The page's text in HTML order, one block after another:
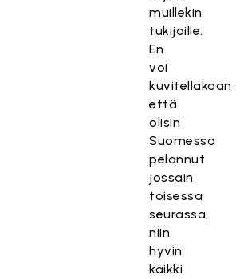
muillekin
tukijoille.
En
voi
kuvitellakaan
että
olisin
Suomessa
pelannut
jossain
toisessa
seurassa,
niin
hyvin
kaikki